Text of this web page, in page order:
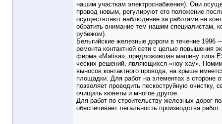
нашим участкам электроснабжения). Они
провод новым, регулируют его положение
осуществляют наблюдение за работами на
обратить внимание тем нашим специалистам,
рубежом).
Бельгийские железные дороги в те­чение
ремонта контактной сети с целью повышения
фирма «Matisa», предложившая машину типа
ческих решений, являющихся «ноу-хау».
выносов контактного провода, на крыше
площадки. Для работ на элементах в стороне
позволяет про­водить пескоструйную очистку,
очи­щать кюветы и многое другое.
Для работ по строительству железных дорог
обеспечивает легальность производства работ.